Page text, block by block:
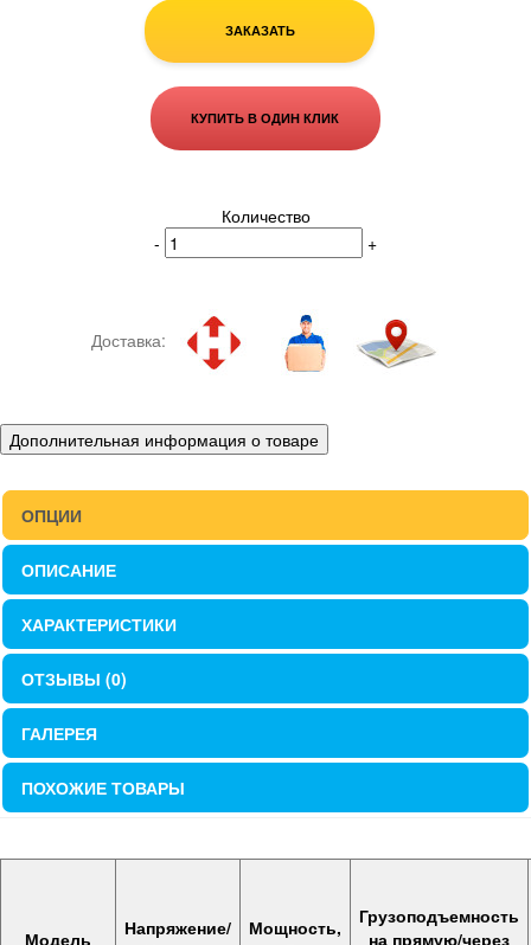
ЗАКАЗАТЬ
КУПИТЬ В ОДИН КЛИК
Количество
-
+
Доставка:
Дополнительная информация о товаре
ОПЦИИ
ОПИСАНИЕ
ХАРАКТЕРИСТИКИ
ОТЗЫВЫ (0)
ГАЛЕРЕЯ
ПОХОЖИЕ ТОВАРЫ
Модель
Напряжение/
Мощность,
Грузоподъемность
на прямую/через